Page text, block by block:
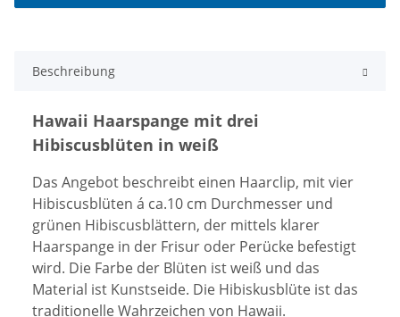
Beschreibung
Hawaii Haarspange mit drei
Hibiscusblüten in weiß
Das Angebot beschreibt einen Haarclip, mit vier
Hibiscusblüten á ca.10 cm Durchmesser und
grünen Hibiscusblättern, der mittels klarer
Haarspange in der Frisur oder Perücke befestigt
wird. Die Farbe der Blüten ist weiß und das
Material ist Kunstseide. Die Hibiskusblüte ist das
traditionelle Wahrzeichen von Hawaii.